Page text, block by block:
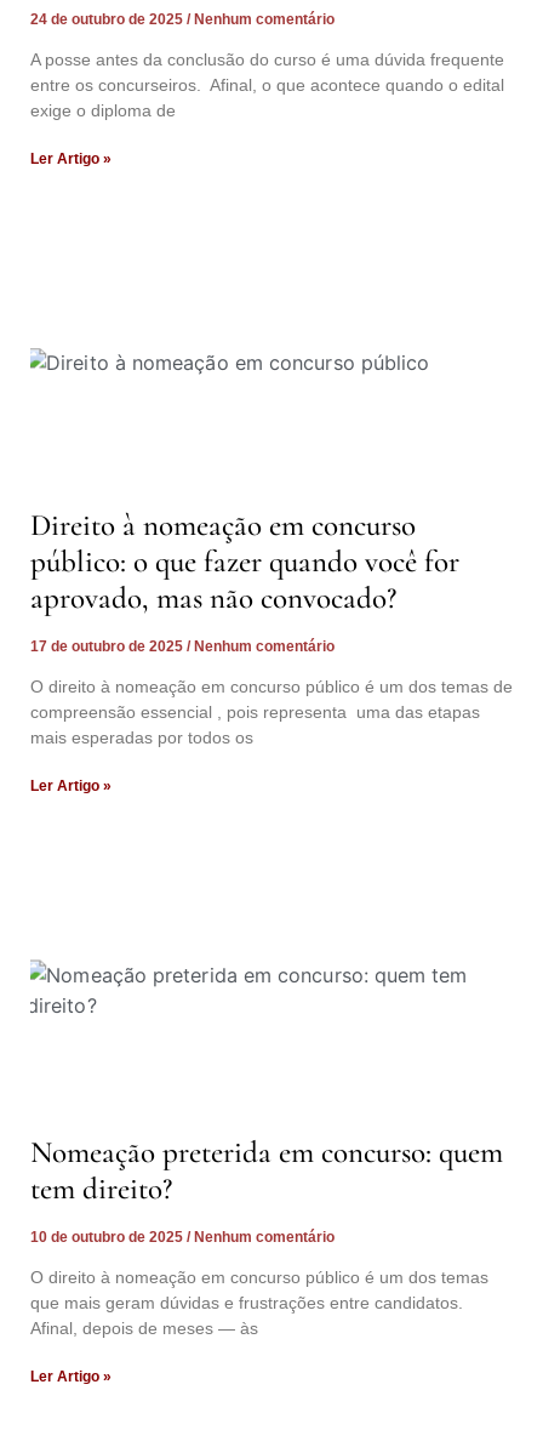
24 de outubro de 2025 Nenhum comentário
A posse antes da conclusão do curso é uma dúvida frequente
entre os concurseiros. Afinal, o que acontece quando o edital
exige o diploma de
Ler Artigo »
Direito à nomeação em concurso
público: o que fazer quando você for
aprovado, mas não convocado?
17 de outubro de 2025 Nenhum comentário
O direito à nomeação em concurso público é um dos temas de
compreensão essencial , pois representa uma das etapas
mais esperadas por todos os
Ler Artigo »
Nomeação preterida em concurso: quem
tem direito?
10 de outubro de 2025 Nenhum comentário
O direito à nomeação em concurso público é um dos temas
que mais geram dúvidas e frustrações entre candidatos.
Afinal, depois de meses — às
Ler Artigo »